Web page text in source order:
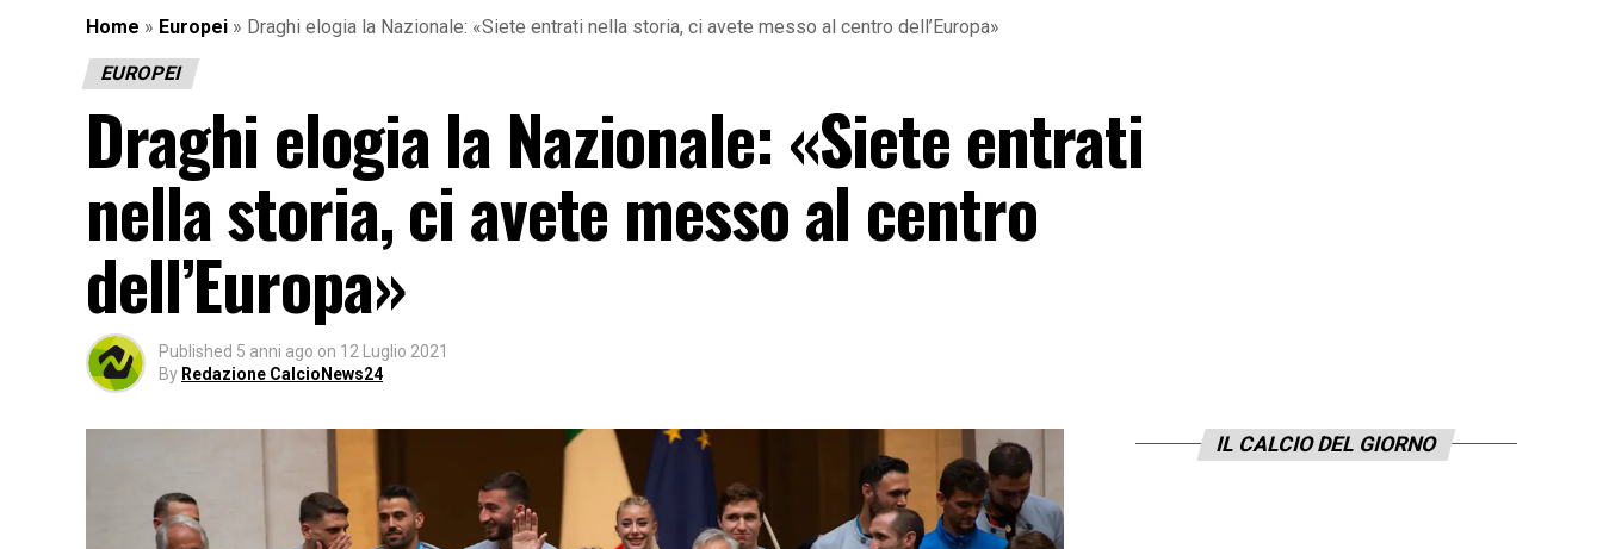
Home » Europei » Draghi elogia la Nazionale: «Siete entrati nella storia, ci avete messo al centro dell’Europa»
EUROPEI
Draghi elogia la Nazionale: «Siete entrati
nella storia, ci avete messo al centro
dell’Europa»
Published 5 anni ago on 12 Luglio 2021
By Redazione CalcioNews24
IL CALCIO DEL GIORNO